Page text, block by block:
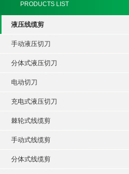
PRODUCTS LIST
液压线缆剪
手动液压切刀
分体式液压切刀
电动切刀
充电式液压切刀
棘轮式线缆剪
手动式线缆剪
分体式线缆剪